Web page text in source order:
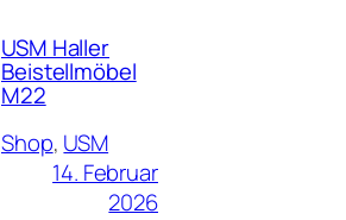
USM Haller
Beistellmöbel
M22
Shop, USM
14. Februar
2026